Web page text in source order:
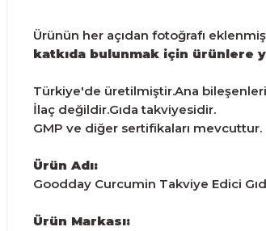
Ürünün her açıdan fotoğrafı
katkıda bulunmak için ürünlere
Türkiye'de üretilmiştir.Ana
İlaç değildir.Gıda takviyesidir.
GMP ve diğer sertifikaları mevcuttur.
Ürün Adı:
Goodday Curcumin Takviye Edici
Ürün Markası: